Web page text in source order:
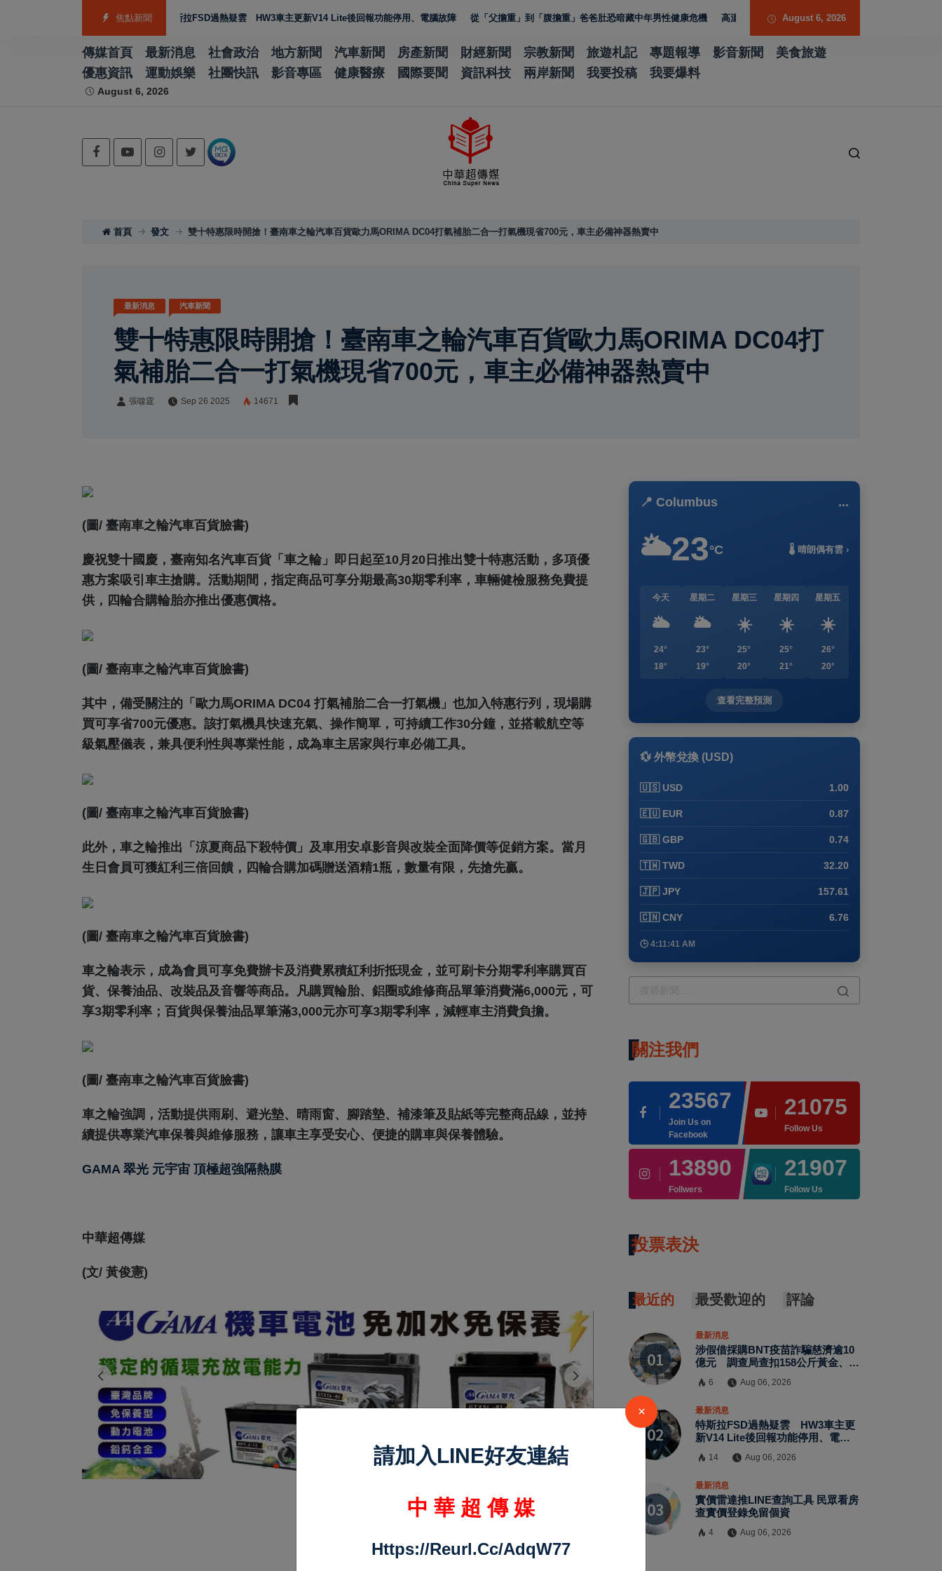
焦點新聞
158公斤黃金、豪宅豪車 特斯拉FSD過熱疑雲 HW3車主更新V14 Lite後回報功能停用、電腦故障 從「父擔重」到「腹擔重」爸爸肚恐暗藏中年男性健康危機 高溫引發胸悶、心悸？中醫師解析夏季養心指南與日常照護
August 6, 2026
傳媒首頁 最新消息 社會政治 地方新聞 汽車新聞 房產新聞 財經新聞 宗教新聞 旅遊札記 專題報導 影音新聞
美食旅遊
優惠資訊
運動娛樂 社團快訊 影音專區 健康醫療 國際要聞 資訊科技 兩岸新聞 我要投稿 我要爆料
August 6, 2026
首頁 發文 雙十特惠限時開搶！臺南車之輪汽車百貨歐力馬ORIMA DC04打氣補胎二合一打氣機現省700元，車主必備神器熱賣中
最新消息 汽車新聞
雙十特惠限時開搶！臺南車之輪汽車百貨歐力馬ORIMA DC04打
氣補胎二合一打氣機現省700元，車主必備神器熱賣中
張噬霆 Sep 26 2025 14671
(圖/ 臺南車之輪汽車百貨臉書)
慶祝雙十國慶，臺南知名汽車百貨「車之輪」即日起至10月20日推出雙十特惠活動，多項優
惠方案吸引車主搶購。活動期間，指定商品可享分期最高30期零利率，車輛健檢服務免費提
供，四輪合購輪胎亦推出優惠價格。
(圖/ 臺南車之輪汽車百貨臉書)
其中，備受關注的「歐力馬ORIMA DC04 打氣補胎二合一打氣機」也加入特惠行列，現場購
買可享省700元優惠。該打氣機具快速充氣、操作簡單，可持續工作30分鐘，並搭載航空等
級氣壓儀表，兼具便利性與專業性能，成為車主居家與行車必備工具。
(圖/ 臺南車之輪汽車百貨臉書)
此外，車之輪推出「涼夏商品下殺特價」及車用安卓影音與改裝全面降價等促銷方案。當月
生日會員可獲紅利三倍回饋，四輪合購加碼贈送酒精1瓶，數量有限，先搶先贏。
(圖/ 臺南車之輪汽車百貨臉書)
車之輪表示，成為會員可享免費辦卡及消費累積紅利折抵現金，並可刷卡分期零利率購買百
貨、保養油品、改裝品及音響等商品。凡購買輪胎、鋁圈或維修商品單筆消費滿6,000元，可
享3期零利率；百貨與保養油品單筆滿3,000元亦可享3期零利率，減輕車主消費負擔。
(圖/ 臺南車之輪汽車百貨臉書)
車之輪強調，活動提供雨刷、避光墊、晴雨窗、腳踏墊、補漆筆及貼紙等完整商品線，並持
續提供專業汽車保養與維修服務，讓車主享受安心、便捷的購車與保養體驗。
GAMA 翠光 元宇宙 頂極超強隔熱膜
中華超傳媒
(文/ 黃俊憲)
📍 Columbus ...
🌥️23°C 🌡️ 晴朗偶有雲 ›
今天
🌥️
24°
18°
星期二
🌥️
23°
19°
星期三
☀️
25°
20°
星期四
☀️
25°
21°
星期五
☀️
26°
20°
查看完整預測
💱 外幣兌換 (USD)
🇺🇸 USD 1.00
🇪🇺 EUR 0.87
🇬🇧 GBP 0.74
🇹🇼 TWD 32.20
🇯🇵 JPY 157.61
🇨🇳 CNY 6.76
🕒 4:11:41 AM
關注我們
23567
Join Us on
Facebook
21075
Follow Us
13890
Follwers
21907
Follow Us
投票表決
最近的 最受歡迎的 評論
最新消息
涉假借採購BNT疫苗詐騙慈濟逾10
億元 調查局查扣158公斤黃金、豪
6 Aug 06, 2026
最新消息
特斯拉FSD過熱疑雲 HW3車主更
新V14 Lite後回報功能停用、電腦
14 Aug 06, 2026
最新消息
實價雷達推LINE查詢工具 民眾看房
查實價登錄免留個資
4 Aug 06, 2026
×
請加入LINE好友連結
中 華 超 傳 媒
Https://reurl.cc/adqW77